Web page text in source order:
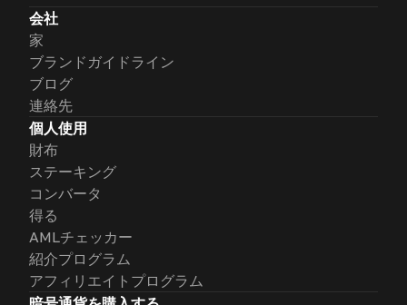
会社
家
ブランドガイドライン
ブログ
連絡先
個人使用
財布
ステーキング
コンバータ
得る
AMLチェッカー
紹介プログラム
アフィリエイトプログラム